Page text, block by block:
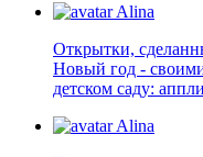
Alina
Открытки,
Новый год -
детском саду:
Alina